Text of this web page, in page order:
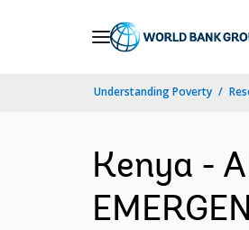
Understanding Poverty
Kenya -